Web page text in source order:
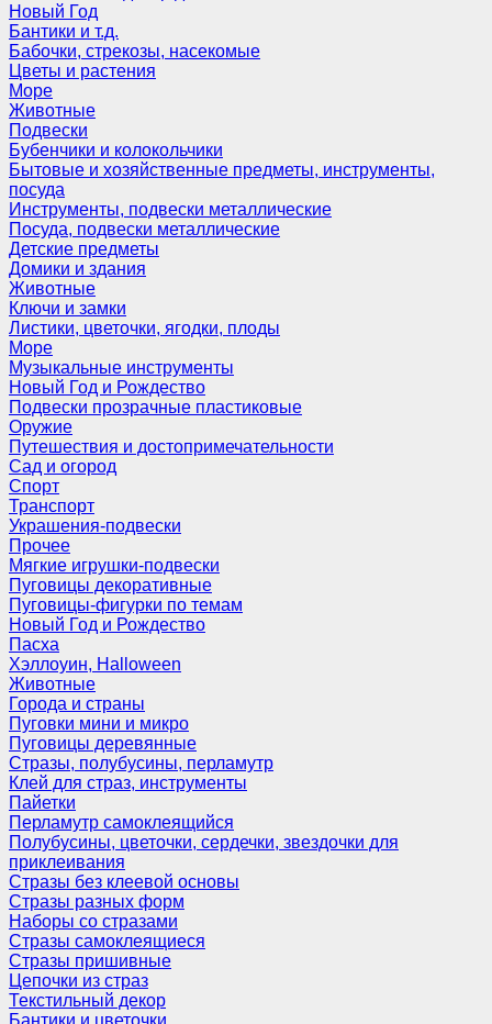
Новый Год
Бантики и т.д.
Бабочки, стрекозы, насекомые
Цветы и растения
Море
Животные
Подвески
Бубенчики и колокольчики
Бытовые и хозяйственные предметы, инструменты,
посуда
Инструменты, подвески металлические
Посуда, подвески металлические
Детские предметы
Домики и здания
Животные
Ключи и замки
Листики, цветочки, ягодки, плоды
Море
Музыкальные инструменты
Новый Год и Рождество
Подвески прозрачные пластиковые
Оружие
Путешествия и достопримечательности
Сад и огород
Спорт
Транспорт
Украшения-подвески
Прочее
Мягкие игрушки-подвески
Пуговицы декоративные
Пуговицы-фигурки по темам
Новый Год и Рождество
Пасха
Хэллоуин, Halloween
Животные
Города и страны
Пуговки мини и микро
Пуговицы деревянные
Стразы, полубусины, перламутр
Клей для страз, инструменты
Пайетки
Перламутр самоклеящийся
Полубусины, цветочки, сердечки, звездочки для
приклеивания
Стразы без клеевой основы
Стразы разных форм
Наборы со стразами
Стразы самоклеящиеся
Стразы пришивные
Цепочки из страз
Текстильный декор
Бантики и цветочки